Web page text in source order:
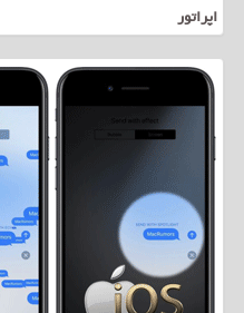
اپراتور